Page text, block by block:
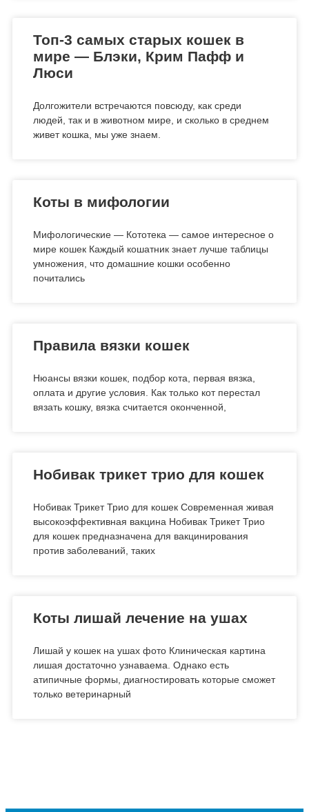
Топ-3 самых старых кошек в
мире — Блэки, Крим Пафф и
Люси
Долгожители встречаются повсюду, как среди
людей, так и в животном мире, и сколько в среднем
живет кошка, мы уже знаем.
Коты в мифологии
Мифологические — Кототека — самое интересное о
мире кошек Каждый кошатник знает лучше таблицы
умножения, что домашние кошки особенно
почитались
Правила вязки кошек
Нюансы вязки кошек, подбор кота, первая вязка,
оплата и другие условия. Как только кот перестал
вязать кошку, вязка считается оконченной,
Нобивак трикет трио для кошек
Нобивак Трикет Трио для кошек Современная живая
высокоэффективная вакцина Нобивак Трикет Трио
для кошек предназначена для вакцинирования
против заболеваний, таких
Коты лишай лечение на ушах
Лишай у кошек на ушах фото Клиническая картина
лишая достаточно узнаваема. Однако есть
атипичные формы, диагностировать которые сможет
только ветеринарный